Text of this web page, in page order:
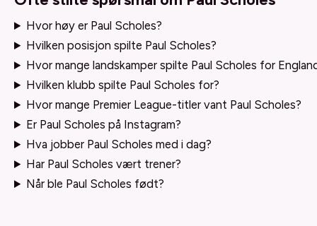
Hvor høy er Paul Scholes?
Hvilken posisjon spilte Paul Scholes?
Hvor mange landskamper spilte Paul Scholes for
Hvilken klubb spilte Paul Scholes for?
Hvor mange Premier League-titler vant Paul Scholes?
Er Paul Scholes på Instagram?
Hva jobber Paul Scholes med i dag?
Har Paul Scholes vært trener?
Når ble Paul Scholes født?